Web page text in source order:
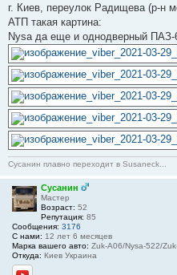
о
о
б
щ
е
н
и
е
#
3
8
г. Киев, переулок Радищева (р-н
АТП такая картина:
Nysa да еще и однодверный ПАЗ-
Сусанин плавно переходит в Susaneck...
Сусанин
Мастер
Возраст: 52
Репутация: 85
Сообщения: 3176
С нами: 12 лет 6 месяцев
Марка вашего авто: Zuk-A06/Nysa-522/
Откуда: Киев Украина